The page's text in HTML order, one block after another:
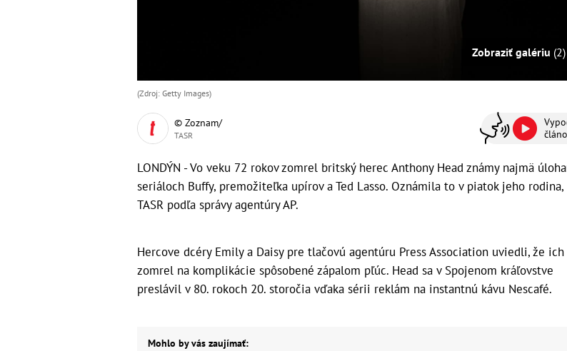
Zobraziť galériu (2)
(Zdroj: Getty Images)
© Zoznam/
TASR
LONDÝN - Vo veku 72 rokov zomrel britský herec Anthony Head známy najmä
seriáloch Buffy, premožiteľka upírov a Ted Lasso. Oznámila to v piatok jeho rodina,
TASR podľa správy agentúry AP.
Hercove dcéry Emily a Daisy pre tlačovú agentúru Press Association uviedli, že
zomrel na komplikácie spôsobené zápalom pľúc. Head sa v Spojenom kráľovstve
preslávil v 80. rokoch 20. storočia vďaka sérii reklám na instantnú kávu Nescafé.
Mohlo by vás zaujímať: